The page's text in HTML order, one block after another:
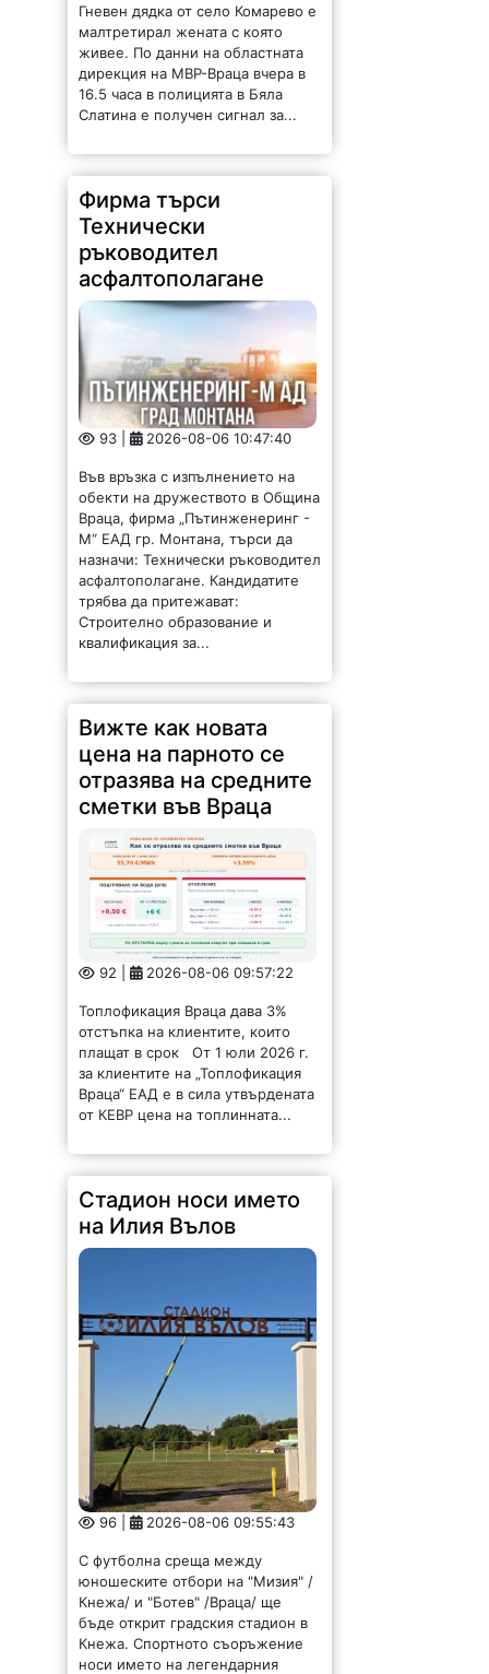
Гневен дядка от село Комарево е
малтретирал жената с която
живее. По данни на областната
дирекция на МВР-Враца вчера в
16.5 часа в полицията в Бяла
Слатина е получен сигнал за...
Фирма търси
Технически
ръководител
асфалтополагане
93 | 2026-08-06 10:47:40
Във връзка с изпълнението на
обекти на дружеството в Община
Враца, фирма „Пътинженеринг -
М“ ЕАД гр. Монтана, търси да
назначи: Технически ръководител
асфалтополагане. Кандидатите
трябва да притежават:
Строително образование и
квалификация за...
Вижте как новата
цена на парното се
отразява на средните
сметки във Враца
92 | 2026-08-06 09:57:22
Топлофикация Враца дава 3%
отстъпка на клиентите, които
плащат в срок От 1 юли 2026 г.
за клиентите на „Топлофикация
Враца“ ЕАД е в сила утвърдената
от КЕВР цена на топлинната...
Стадион носи името
на Илия Вълов
96 | 2026-08-06 09:55:43
С футболна среща между
юношеските отбори на "Мизия" /
Кнежа/ и "Ботев" /Враца/ ще
бъде открит градския стадион в
Кнежа. Спортното съоръжение
носи името на легендарния